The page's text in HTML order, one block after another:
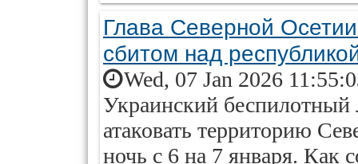
Глава Северной
сбитом над
Wed, 07 Jan 2026
Украинский беспилотный
атаковать территорию
ночь с 6 на 7 января. Как